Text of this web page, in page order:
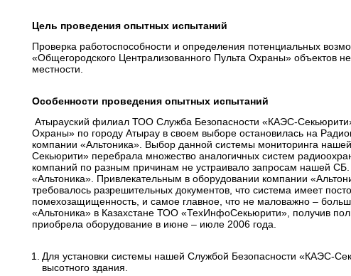
Цель проведения опытных испытаний
Проверка работоспособности и определения потенциальных
«Общегородского Централизованного Пульта Охраны» объектов
местности.
Особенности проведения опытных испытаний
Атырауский филиал ТОО Служба Безопасности «КАЭС-
Охраны» по городу Атырау в своем выборе остановилась на
компании «Альтоника». Выбор данной системы мониторинга
Секьюрити» перебрала множество аналогичных систем
компаний по разным причинам не устраивало запросам нашей
«Альтоника». Привлекательным в оборудовании компании
требовалось разрешительных документов, что система имеет
помехозащищенность, и самое главное, что не маловажно –
«Альтоника» в Казахстане ТОО «ТехИнфоСекьюрити», получив
приобрела оборудование в июне – июле 2006 года.
Для установки системы нашей Службой Безопасности «КАЭС-
высотного здания.